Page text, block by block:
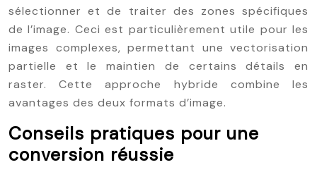
sélectionner et de traiter des zones spécifiques
de l’image. Ceci est particulièrement utile pour les
images complexes, permettant une vectorisation
partielle et le maintien de certains détails en
raster. Cette approche hybride combine les
avantages des deux formats d’image.
Conseils pratiques pour une
conversion réussie